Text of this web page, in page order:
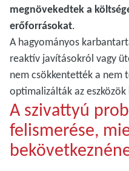
megnövekedtek a
erőforrásokat.
A hagyományos
reaktív javításokról vagy
nem csökkentették a nem
optimalizálták az
A szivattyú
felismerése,